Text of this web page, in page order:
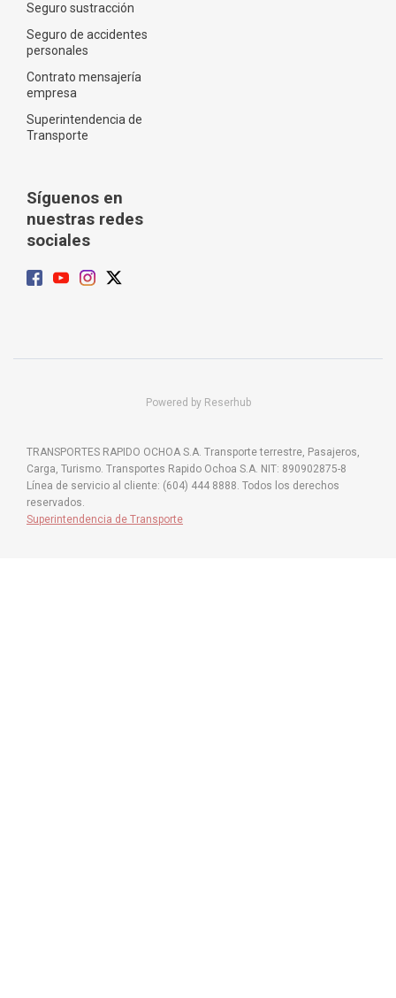
Seguro sustracción
Seguro de accidentes
personales
Contrato mensajería
empresa
Superintendencia de
Transporte
Síguenos en
nuestras redes
sociales
Powered by Reserhub
TRANSPORTES RAPIDO OCHOA S.A. Transporte terrestre, Pasajeros,
Carga, Turismo. Transportes Rapido Ochoa S.A. NIT: 890902875-8
Línea de servicio al cliente: (604) 444 8888. Todos los derechos
reservados.
Superintendencia de Transporte